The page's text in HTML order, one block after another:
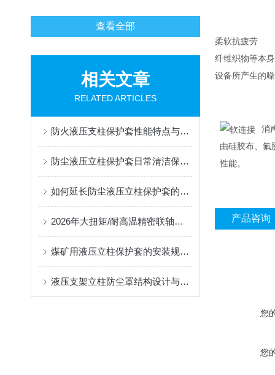
查看全部
相关文章
RELATED ARTICLES
防火液压支柱保护套性能特点与阻燃防护应用
防尘液压立柱保护套日常清洁保养与更换规范
如何延长防尘液压立柱保护套的使用寿命？
2026年大扭矩/耐高温精密联轴器定制找哪家？能实现精准定制的优质厂家盘点
煤矿用液压立柱保护套的安装规范与使用寿命提升方案
液压支架立柱防尘罩结构设计与密封防护原理
柔软抗疲劳
纤维织物等本
设备所产生的
消
由硅胶布、氟
性能。
产品咨询
您
您